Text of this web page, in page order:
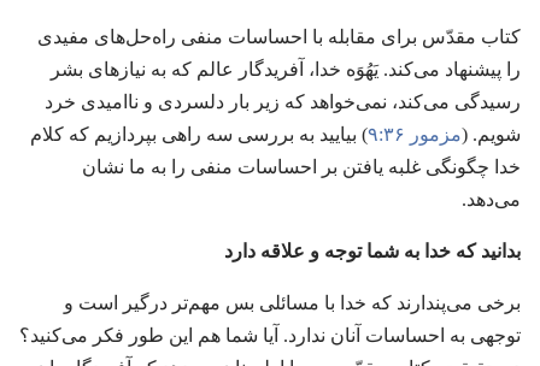
کتاب مقدّس برای مقابله با احساسات منفی راه‌حل‌های مفیدی
را پیشنهاد می‌کند.‏ یَهُوَه خدا،‏ آفریدگار عالم که به نیازهای بشر
رسیدگی می‌کند،‏ نمی‌خواهد که زیر بار دلسردی و ناامیدی خرد
شویم.‏ (‏مزمور ۳۶:‏۹
‏)‏ بیایید به بررسی سه راهی بپردازیم که کلام
خدا چگونگی غلبه یافتن بر احساسات منفی را به ما نشان
می‌دهد.‏
بدانید که خدا به شما توجه و علاقه دارد
برخی می‌پندارند که خدا با مسائلی بس مهم‌تر درگیر است و
توجهی به احساسات آنان ندارد.‏ آیا شما هم این طور فکر می‌کنید؟‏